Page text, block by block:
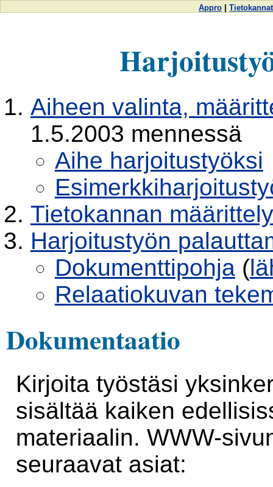
Appro Tietokannat
Aiheen valinta,
1.5.2003 mennessä
Aihe harjoitustyöksi
Tietokannan
Harjoitustyön
Dokumenttipohja(
Relaatiokuvan
Dokumentaatio
Kirjoita työstäsi
sisältää kaiken
materiaalin. WWW-
seuraavat asiat: